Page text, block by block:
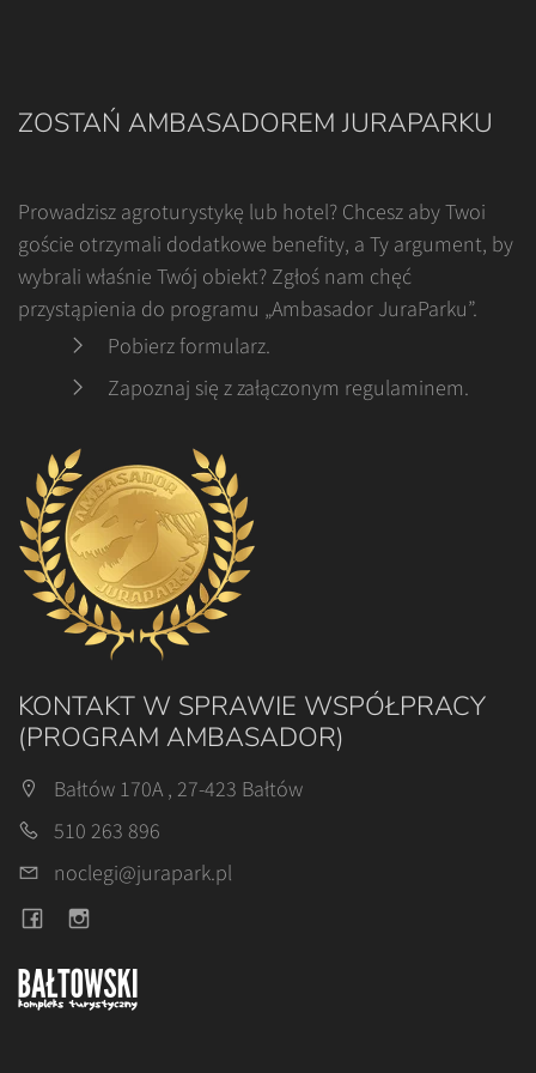
ZOSTAŃ AMBASADOREM JURAPARKU
Prowadzisz agroturystykę lub hotel? Chcesz aby Twoi
goście otrzymali dodatkowe benefity, a Ty argument, by
wybrali właśnie Twój obiekt? Zgłoś nam chęć
przystąpienia do programu „Ambasador JuraParku”.
Pobierz formularz.
Zapoznaj się z załączonym regulaminem.
KONTAKT W SPRAWIE WSPÓŁPRACY
(PROGRAM AMBASADOR)
Bałtów 170A , 27-423 Bałtów
510 263 896
noclegi@jurapark.pl